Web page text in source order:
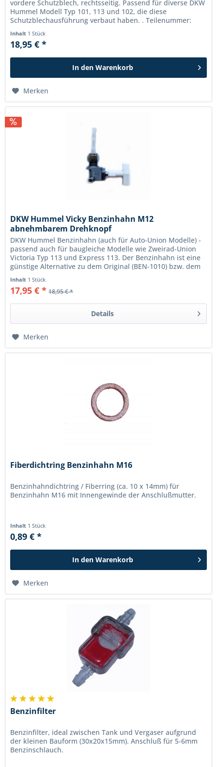
vordere Schutzblech, rechtsseitig. Passend für diverse DKW
Hummel Modell Typ 101, 113 und 102, die diese
Schutzblechausführung verbaut haben. . Teilenummer:
Inhalt 1 Stück
18,95 € *
In den Warenkorb
Merken
DKW Hummel Vicky Benzinhahn M12
abnehmbarem Drehknopf
DKW Hummel Benzinhahn (auch für Auto-Union Modelle) -
passend auch für baugleiche Modelle wie Zweirad-Union
Victoria Typ 113 und Express 113. Der Benzinhahn ist eine
günstige Alternative zu dem Original (BEN-1010) bzw. dem
Inhalt 1 Stück
17,95 € * 18,95 € *
Details
Merken
Fiberdichtring Benzinhahn M16
Benzinhahndichtring / Fiberring (ca. 10 x 14mm) für
Benzinhahn M16 mit Innengewinde der Anschlußmutter.
Inhalt 1 Stück
0,89 € *
In den Warenkorb
Merken
Benzinfilter
Benzinfilter, ideal zwischen Tank und Vergaser aufgrund
der kleinen Bauform (30x20x15mm). Anschluß für 5-6mm
Benzinschlauch.